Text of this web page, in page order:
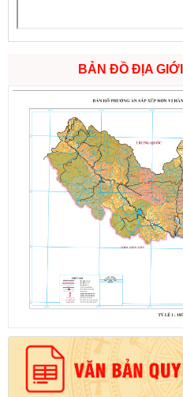
BẢN ĐỒ ĐỊA